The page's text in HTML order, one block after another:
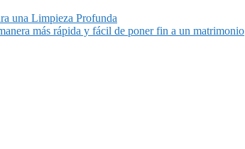
una Limpieza Profunda
más rápida y fácil de poner fin a un matrimonio